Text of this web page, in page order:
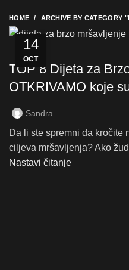
HOME ARCHIVE BY CATEGORY
14
OCT
DIJETA
TOP 8 Dijeta za
OTKRIVAMO koje
Sandra
Da li ste spremni da kročite
ciljeva mršavljenja? Ako
Nastavi čitanje